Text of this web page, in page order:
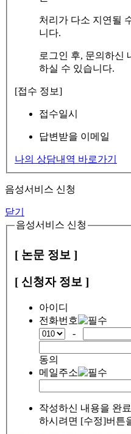
처리가 다소 지연될
니다.
로그인 후, 문의하신
하실 수 있습니다.
[접수 정보]
접수일시
답변받을 이메일
나의 상담내역 바로가기
음성서비스 신청
닫기
음성서비스 신청
[ 논문 정보 ]
[ 신청자 정보 ]
아이디
전화번호
-
동의
메일주소
작성하신 내용을 완
하시려면 [수정]버튼